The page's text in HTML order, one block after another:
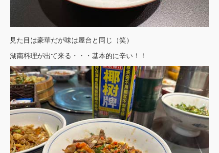
見た目は豪華だが味は屋台と同じ（笑）
湖南料理が出て来る・・・基本的に辛い！！